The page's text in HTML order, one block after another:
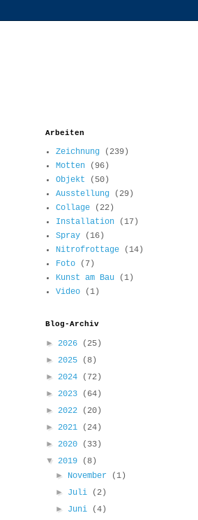
Arbeiten
Zeichnung
(239)
Motten
(96)
Objekt
(50)
Ausstellung
(29)
Collage
(22)
Installation
(17)
Spray
(16)
Nitrofrottage
(14)
Foto
(7)
Kunst am Bau
(1)
Video
(1)
Blog-Archiv
► 2026
(25)
► 2025
(8)
► 2024
(72)
► 2023
(64)
► 2022
(20)
► 2021
(24)
► 2020
(33)
▼ 2019
(8)
► November
(1)
► Juli
(2)
► Juni
(4)